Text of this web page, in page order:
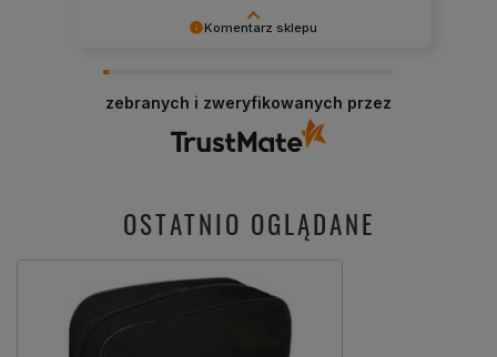
Komentarz sklepu
jak Ty. Z pozdrowieniami, obsługa sklepu.
zebranych i zweryfikowanych przez
OSTATNIO OGLĄDANE